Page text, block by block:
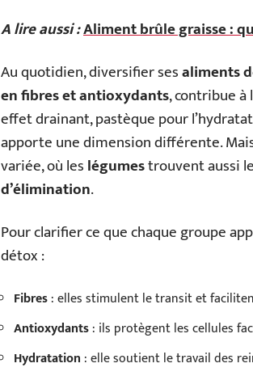
A lire aussi :Aliment brûle graisse :
Au quotidien, diversifier sesaliments
en fibres et antioxydants, contribue à
effet drainant, pastèque pour
apporte une dimension différente.
variée, où leslégumestrouvent aussi
d’élimination.
Pour clarifier ce que chaque groupe
détox :
Fibres: elles stimulent le transit et
Antioxydants: ils protègent les cellules
Hydratation : elle soutient le travail des